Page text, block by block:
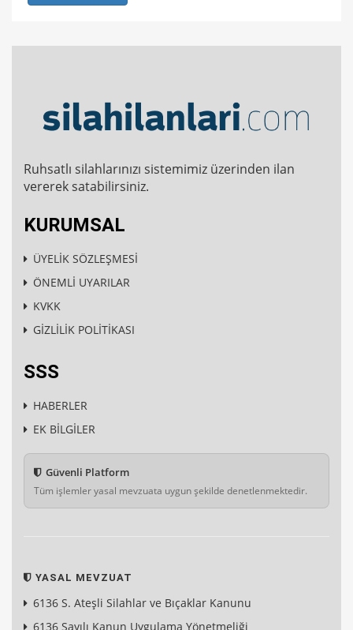
Ruhsatlı silahlarınızı sistemimiz üzerinden ilan
vererek satabilirsiniz.
KURUMSAL
ÜYELİK SÖZLEŞMESİ
ÖNEMLİ UYARILAR
KVKK
GİZLİLİK POLİTİKASI
SSS
HABERLER
EK BİLGİLER
Güvenli Platform
Tüm işlemler yasal mevzuata uygun şekilde denetlenmektedir.
YASAL MEVZUAT
6136 S. Ateşli Silahlar ve Bıçaklar Kanunu
6136 Sayılı Kanun Uygulama Yönetmeliği